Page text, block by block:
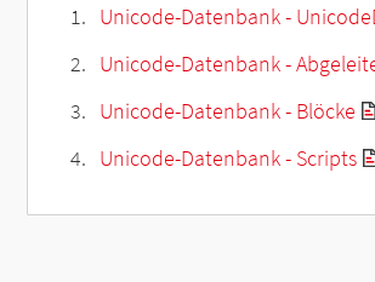
Unicode-Datenbank -
Unicode-Datenbank -
Unicode-Datenbank - Blöcke
Unicode-Datenbank - Scripts